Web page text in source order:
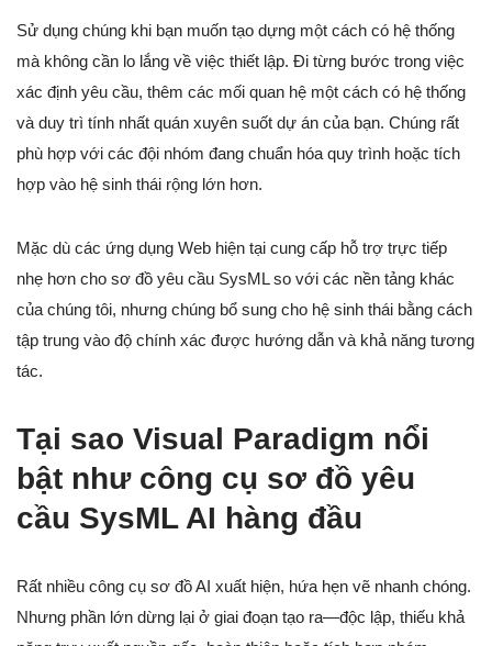
Sử dụng chúng khi bạn muốn tạo dựng một cách có hệ thống
mà không cần lo lắng về việc thiết lập. Đi từng bước trong việc
xác định yêu cầu, thêm các mối quan hệ một cách có hệ thống
và duy trì tính nhất quán xuyên suốt dự án của bạn. Chúng rất
phù hợp với các đội nhóm đang chuẩn hóa quy trình hoặc tích
hợp vào hệ sinh thái rộng lớn hơn.
Mặc dù các ứng dụng Web hiện tại cung cấp hỗ trợ trực tiếp
nhẹ hơn cho sơ đồ yêu cầu SysML so với các nền tảng khác
của chúng tôi, nhưng chúng bổ sung cho hệ sinh thái bằng cách
tập trung vào độ chính xác được hướng dẫn và khả năng tương
tác.
Tại sao Visual Paradigm nổi
bật như công cụ sơ đồ yêu
cầu SysML AI hàng đầu
Rất nhiều công cụ sơ đồ AI xuất hiện, hứa hẹn vẽ nhanh chóng.
Nhưng phần lớn dừng lại ở giai đoạn tạo ra—độc lập, thiếu khả